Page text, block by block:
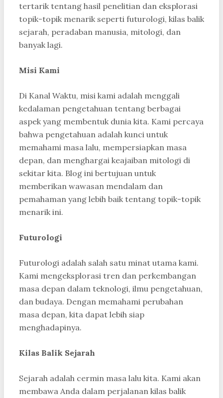
tertarik tentang hasil penelitian dan eksplorasi
topik-topik menarik seperti futurologi, kilas balik
sejarah, peradaban manusia, mitologi, dan
banyak lagi.
Misi Kami
Di Kanal Waktu, misi kami adalah menggali
kedalaman pengetahuan tentang berbagai
aspek yang membentuk dunia kita. Kami percaya
bahwa pengetahuan adalah kunci untuk
memahami masa lalu, mempersiapkan masa
depan, dan menghargai keajaiban mitologi di
sekitar kita. Blog ini bertujuan untuk
memberikan wawasan mendalam dan
pemahaman yang lebih baik tentang topik-topik
menarik ini.
Futurologi
Futurologi adalah salah satu minat utama kami.
Kami mengeksplorasi tren dan perkembangan
masa depan dalam teknologi, ilmu pengetahuan,
dan budaya. Dengan memahami perubahan
masa depan, kita dapat lebih siap
menghadapinya.
Kilas Balik Sejarah
Sejarah adalah cermin masa lalu kita. Kami akan
membawa Anda dalam perjalanan kilas balik